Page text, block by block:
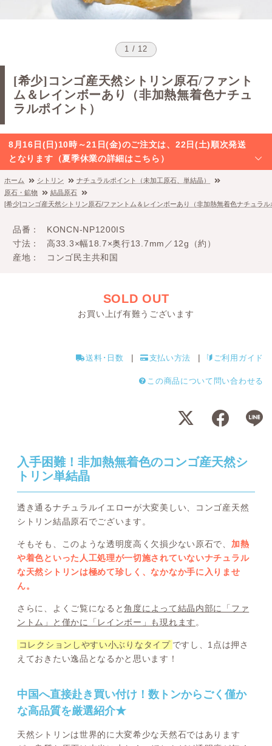
1 / 12
[希少]コンゴ産天然シトリン原石/ファント
ム＆レインボーあり（非加熱無着色ナチュ
ラルポイント）
8月16日(日)10時～21日(金)のご注文は、22日(土)順次発送
となります（夏季休業の詳細はこちら）
ホーム シトリン
ナチュラルポイント（未加工原石、単結晶）
原石・鉱物
結晶原石
[希少]コンゴ産天然シトリン原石/ファントム＆レインボーあり（非加熱無着色ナチュラル
品番
KONCN-NP1200IS
寸法
高33.3×幅18.7×奥行13.7mm／12g（約）
産地
コンゴ民主共和国
SOLD OUT
お買い上げ有難うございます
送料･日数 支払い方法 ご利用ガイド
この商品について問い合わせる
入手困難！非加熱無着色のコンゴ産天然シ
トリン単結晶
透き通るナチュラルイエローが大変美しい、コンゴ産天然
シトリン結晶原石でございます。
そもそも、このような透明度高く欠損少ない原石で、 加熱
や着色といった人工処理が一切施されていないナチュラル
な天然シトリンは極めて珍しく、なかなか手に入りませ
ん。
さらに、よくご覧になると角度によって結晶内部に「ファ
ントム」と僅かに「レインボー」も現れます 。
コレクションしやすい小ぶりなタイプ ですし、1点は押さ
えておきたい逸品となるかと思います！
中国へ直接赴き買い付け！数トンからごく僅か
な高品質を厳選紹介★
天然シトリンは世界的に大変希少な天然石ではあります